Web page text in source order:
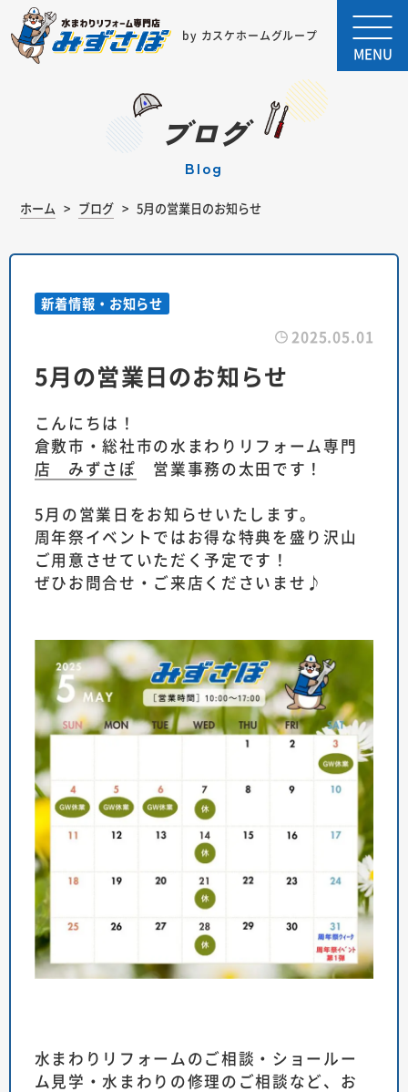
by カスケホームグループ
MENU
ブログ
blog
ホーム ブログ 5月の営業日のお知らせ
新着情報・お知らせ
2025.05.01
5月の営業日のお知らせ
こんにちは！
倉敷市・総社市の水まわりリフォーム専門
店 みずさぽ 営業事務の太田です！
5月の営業日をお知らせいたします。
周年祭イベントではお得な特典を盛り沢山
ご用意させていただく予定です！
ぜひお問合せ・ご来店くださいませ♪
水まわりリフォームのご相談・ショールー
ム見学・水まわりの修理のご相談など、お